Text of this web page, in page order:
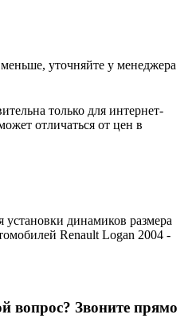
уточняйте у менеджера
только для интернет-
отличаться от цен в
установки динамиков размера
Renault Logan 2004 -
вопрос? Звоните прямо